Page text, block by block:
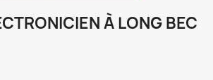
À LONG BEC